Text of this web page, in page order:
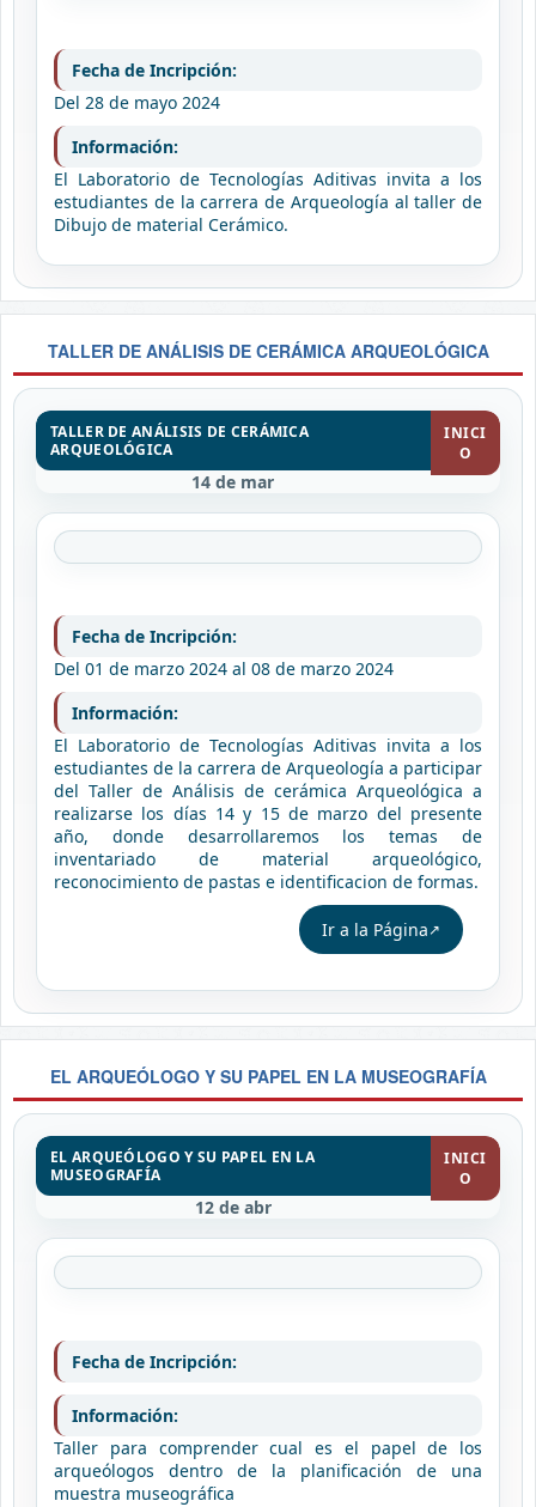
Fecha de Incripción:
Del 28 de mayo 2024
Información:
El Laboratorio de Tecnologías Aditivas invita a los
estudiantes de la carrera de Arqueología al taller de
Dibujo de material Cerámico.
TALLER DE ANÁLISIS DE CERÁMICA ARQUEOLÓGICA
TALLER DE ANÁLISIS DE CERÁMICA
ARQUEOLÓGICA
INICI
O
14 de mar
Fecha de Incripción:
Del 01 de marzo 2024 al 08 de marzo 2024
Información:
El Laboratorio de Tecnologías Aditivas invita a los
estudiantes de la carrera de Arqueología a participar
del Taller de Análisis de cerámica Arqueológica a
realizarse los días 14 y 15 de marzo del presente
año, donde desarrollaremos los temas de
inventariado de material arqueológico,
reconocimiento de pastas e identificacion de formas.
Ir a la Página
EL ARQUEÓLOGO Y SU PAPEL EN LA MUSEOGRAFÍA
EL ARQUEÓLOGO Y SU PAPEL EN LA
MUSEOGRAFÍA
INICI
O
12 de abr
Fecha de Incripción:
Información:
Taller para comprender cual es el papel de los
arqueólogos dentro de la planificación de una
muestra museográfica